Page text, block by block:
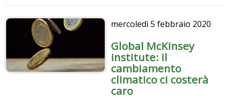
mercoledì5 febbraio 2020
Global McKinsey
institute: il
cambiamento
climatico ci costerà
caro